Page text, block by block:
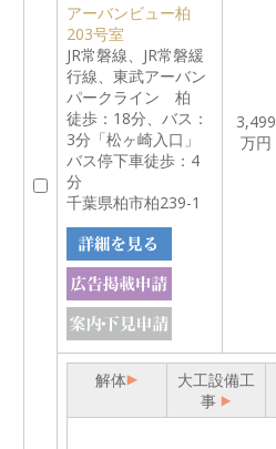
アーバンビュー柏
203号室
JR常磐線、JR常磐緩
行線、東武アーバン
パークライン 柏
徒歩：18分、バス：
3分「松ヶ崎入口」
バス停下車徒歩：4
分
千葉県柏市柏239-1
3,499
万円
解体
大工設備工
事